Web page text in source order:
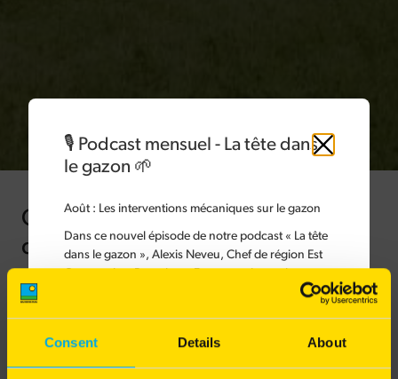
Consent Details About
Gamme Professionnelle à
destination des espaces verts
Solidité grâce au Pâturin des prés
Finesse et densité
Fermer
🎙️ Podcast mensuel - La tête dans
le gazon 🌱
Août : Les interventions mécaniques sur le gazon
Dans ce nouvel épisode de notre podcast « La tête
dans le gazon », Alexis Neveu, Chef de région Est
différentes interventions mécaniques à réaliser sur
Les interventions mécaniques sont indispensables